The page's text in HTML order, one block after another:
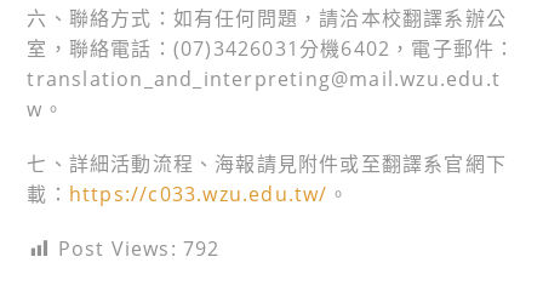
六、聯絡方式：如有任何問題，請洽本校翻譯系辦公
室，聯絡電話：(07)3426031分機6402，電子郵件：
translation_and_interpreting@mail.wzu.edu.t
w。
七、詳細活動流程、海報請見附件或至翻譯系官網下
載： https://c033.wzu.edu.tw/ 。
Post Views: 792